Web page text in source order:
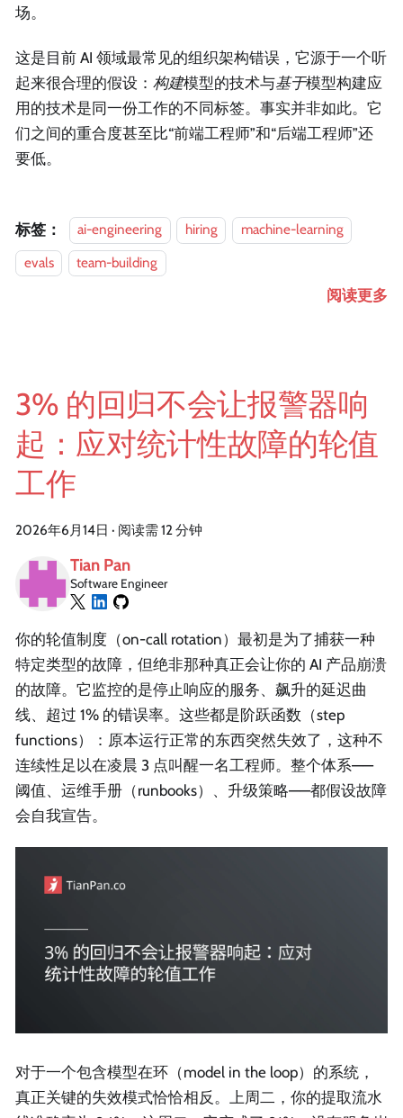
场。
这是目前 AI 领域最常见的组织架构错误，它源于一个听
起来很合理的假设： 构建模型的技术与基于模型构建应
用的技术是同一份工作的不同标签。事实并非如此。它
们之间的重合度甚至比“前端工程师”和“后端工程师”还
要低。
标签： ai-engineering hiring
machine-learning
evals
team-building
阅读更多
3% 的回归不会让报警器响
起：应对统计性故障的轮值
工作
2026年6月14日 · 阅读需 12 分钟
Tian Pan
Software Engineer
你的轮值制度（on-call rotation）最初是为了捕获一种
特定类型的故障，但绝非那种真正会让你的 AI 产品崩溃
的故障。它监控的是停止响应的服务、飙升的延迟曲
线、超过 1% 的错误率。这些都是阶跃函数（step
functions）：原本运行正常的东西突然失效了，这种不
连续性足以在凌晨 3 点叫醒一名工程师。整个体系——
阈值、运维手册（runbooks）、升级策略——都假设故障
会自我宣告。
对于一个包含模型在环（model in the loop）的系统，
真正关键的失效模式恰恰相反。上周二，你的提取流水